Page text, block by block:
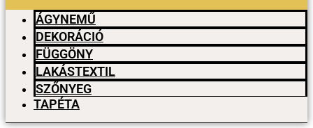
ÁGYNEMŰ
DEKORÁCIÓ
FÜGGÖNY
LAKÁSTEXTIL
SZŐNYEG
TAPÉTA